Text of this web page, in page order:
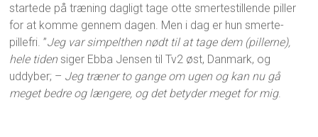
startede på træning dagligt tage otte smertestillende piller
for at komme gennem dagen. Men i dag er hun smerte-
pillefri. ”Jeg var simpelthen nødt til at tage dem (pillerne),
hele tiden siger Ebba Jensen til Tv2 øst, Danmark, og
uddyber; – Jeg træner to gange om ugen og kan nu gå
meget bedre og længere, og det betyder meget for mig.